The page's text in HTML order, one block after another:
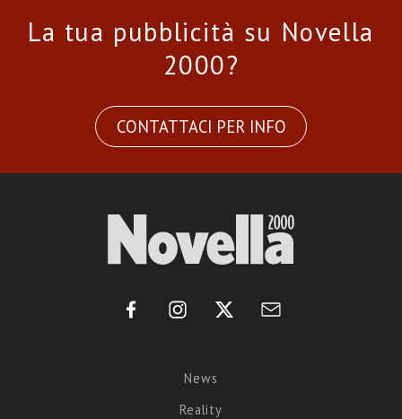
La tua pubblicità su Novella
2000?
CONTATTACI PER INFO
News
Reality